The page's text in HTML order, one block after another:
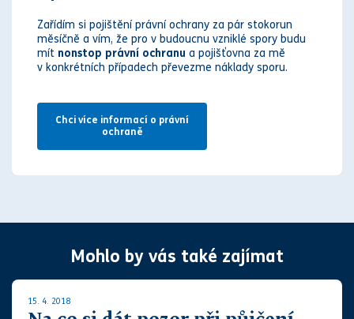
Zařídím si pojištění právní ochrany za pár stokorun
měsíčně a vím, že pro v budoucnu vzniklé spory budu
mít nonstop právní ochranu a pojišťovna za mě
v konkrétních případech převezme náklady sporu.
Chci více informací o právní
ochraně
Mohlo by vás také zajímat
15. 4. 2018